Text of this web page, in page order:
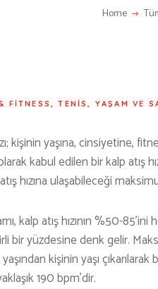
Home
GİYİM
FİTNESS ,TENİS YAŞAM VE
kişinin yaşına, cinsiyetine,
kabul edilen bir kalp atış
hızına ulaşabileceği
kalp atış hızının %50-85’ini
yüzdesine denk gelir.
kişinin yaşı
190 bpm’dir.